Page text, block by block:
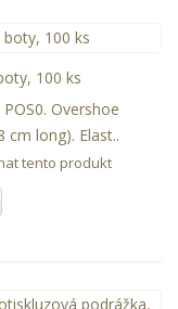
100 ks
Overshoe
cm long). Elast..
tento produkt